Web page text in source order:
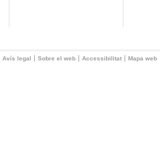
Avís legal Sobre el web Accessibilitat Mapa web